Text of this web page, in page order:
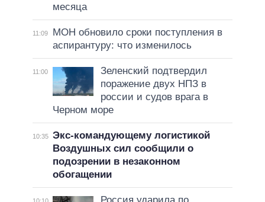
месяца
11:09
МОН обновило сроки поступления в
аспирантуру: что изменилось
11:00
Зеленский подтвердил
поражение двух НПЗ в
россии и судов врага в
Черном море
10:35 Экс-командующему логистикой
Воздушных сил сообщили о
подозрении в незаконном
обогащении